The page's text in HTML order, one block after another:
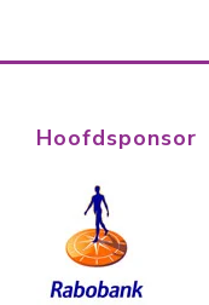
Hoofdsponsor